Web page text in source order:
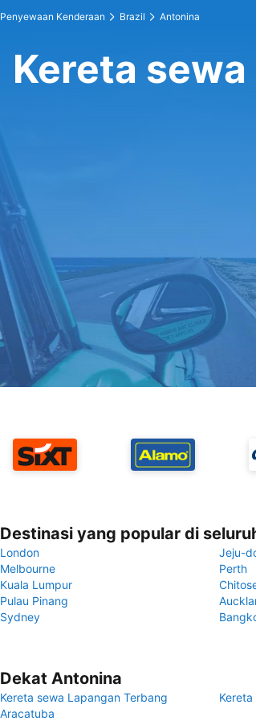
Penyewaan Kenderaan Brazil Antonina
Kereta
Destinasi yang popular di
London
Jeju-
Melbourne
Perth
Kuala Lumpur
Pulau Pinang
Sydney
Dekat Antonina
Kereta sewa Lapangan Terbang
Aracatuba